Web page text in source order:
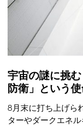
宇宙の謎に挑
防衛」という
8月末に打ち上げら
ターやダークエネ